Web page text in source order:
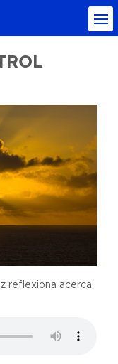
reflexiona acerca